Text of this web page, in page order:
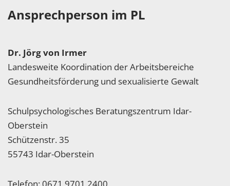
Ansprechperson im PL
Dr. Jörg von Irmer
Landesweite Koordination der Arbeitsbereiche
Gesundheitsförderung und sexualisierte Gewalt
Schulpsychologisches Beratungszentrum Idar-
Oberstein
Schützenstr. 35
55743 Idar-Oberstein
Telefon: 0671 9701 2400